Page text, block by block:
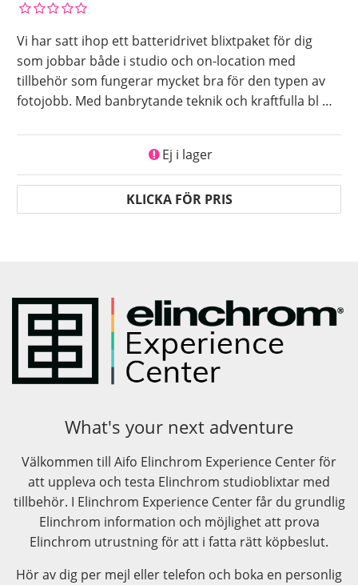
Vi har satt ihop ett batteridrivet blixtpaket för dig
som jobbar både i studio och on-location med
tillbehör som fungerar mycket bra för den typen av
fotojobb. Med banbrytande teknik och kraftfulla bl …
Ej i lager
KLICKA FÖR PRIS
What's your next adventure
Välkommen till Aifo Elinchrom Experience Center för
att uppleva och testa Elinchrom studioblixtar med
tillbehör. I Elinchrom Experience Center får du grundlig
Elinchrom information och möjlighet att prova
Elinchrom utrustning för att i fatta rätt köpbeslut.
Hör av dig per mejl eller telefon och boka en personlig